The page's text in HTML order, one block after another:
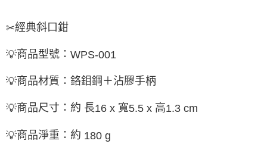
✂經典斜口鉗
💡商品型號： WPS-001
💡商品材質：鉻鉬鋼＋沾膠手柄
💡商品尺寸：約 長16 x 寬5.5 x 高1.3 cm
💡商品淨重：約 180 g